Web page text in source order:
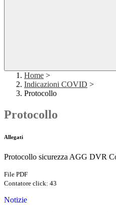
Home >
Indicazioni COVID >
Protocollo
Protocollo
Allegati
Protocollo sicurezza AGG DVR
File PDF
Contatore click: 43
Notizie